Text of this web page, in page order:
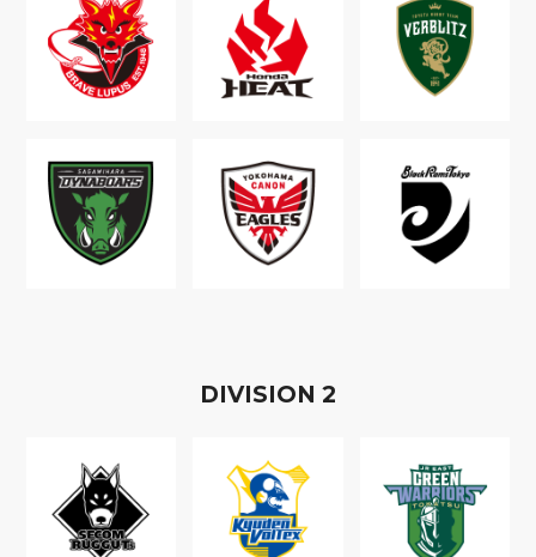
DIVISION 2